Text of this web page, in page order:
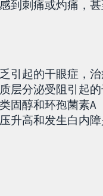
到刺痛或灼痛，甚
引起的干眼症，
层分泌受阻引起
醇和环孢菌素A
升高和发生白内